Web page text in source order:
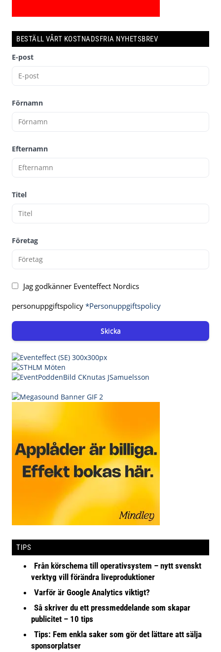
BESTÄLL VÅRT KOSTNADSFRIA NYHETSBREV
E-post
Förnamn
Efternamn
Titel
Företag
Jag godkänner Eventeffect Nordics
personuppgiftspolicy *Personuppgiftspolicy
Skicka
TIPS
Från körschema till operativsystem – nytt svenskt
verktyg vill förändra liveproduktioner
Varför är Google Analytics viktigt?
Så skriver du ett pressmeddelande som skapar
publicitet – 10 tips
Tips: Fem enkla saker som gör det lättare att sälja
sponsorplatser